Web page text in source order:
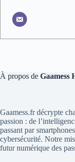
À propos de Gaamess
Gaamess.fr décrypte
passion : de
passant par
cybersécurité. Notre
futur numérique des